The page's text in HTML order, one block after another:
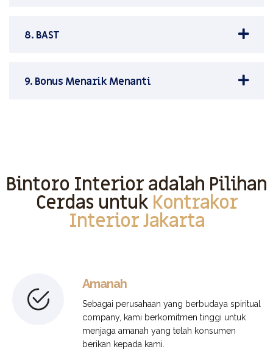
8. BAST
9. Bonus Menarik Menanti
Bintoro Interior adalah Pilihan
Cerdas untuk Kontrakor
Interior Jakarta
Amanah
Sebagai perusahaan yang berbudaya spiritual
company, kami berkomitmen tinggi untuk
menjaga amanah yang telah konsumen
berikan kepada kami.